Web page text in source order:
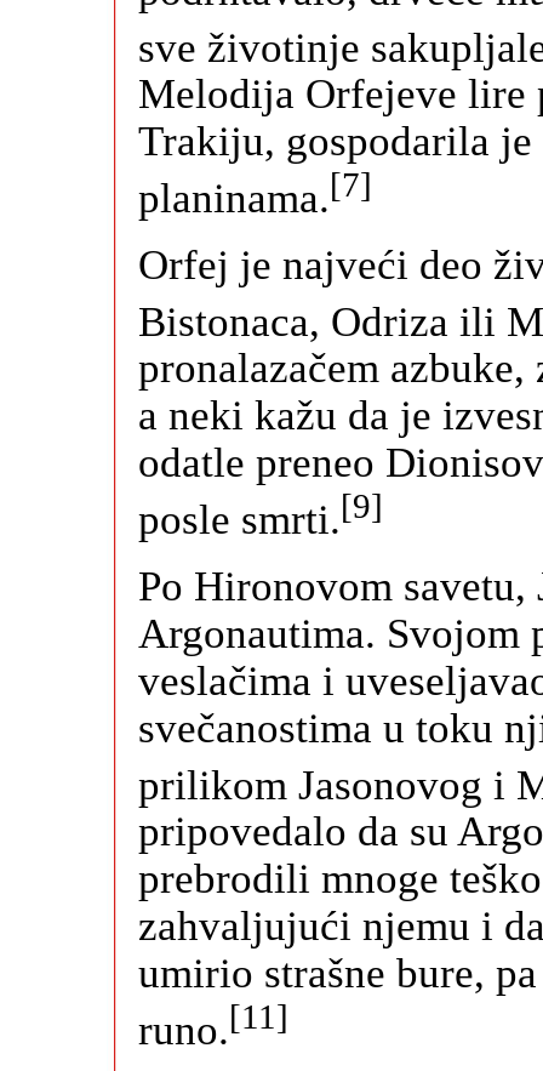
sve životinje
Melodija Orfejeve lire
Trakiju, gospodarila
planinama.[7]
Orfej je najveći deo
Bistonaca, Odriza ili
pronalazačem
a neki kažu da je
odatle preneo
posle smrti.[9]
Po Hironovom savetu,
Argonautima. Svojom
veslačima i
svečanostima u toku
prilikom Jasonovog i
pripovedalo da su
prebrodili mnoge
zahvaljujući njemu i
umirio strašne bure,
runo.[11]